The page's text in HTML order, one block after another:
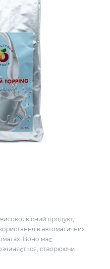
продукт,
в автоматичних
Воно має
створюючи